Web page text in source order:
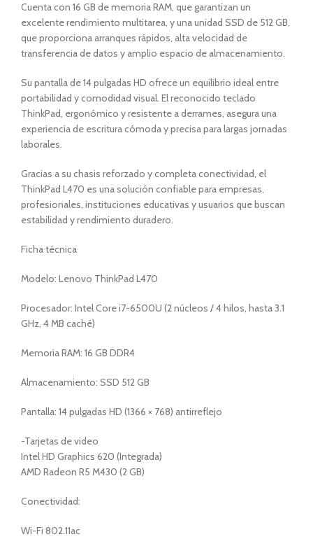
Cuenta con 16 GB de memoria RAM, que garantizan un
excelente rendimiento multitarea, y una unidad SSD de 512 GB,
que proporciona arranques rápidos, alta velocidad de
transferencia de datos y amplio espacio de almacenamiento.
Su pantalla de 14 pulgadas HD ofrece un equilibrio ideal entre
portabilidad y comodidad visual. El reconocido teclado
ThinkPad, ergonómico y resistente a derrames, asegura una
experiencia de escritura cómoda y precisa para largas jornadas
laborales.
Gracias a su chasis reforzado y completa conectividad, el
ThinkPad L470 es una solución confiable para empresas,
profesionales, instituciones educativas y usuarios que buscan
estabilidad y rendimiento duradero.
Ficha técnica
Modelo: Lenovo ThinkPad L470
Procesador: Intel Core i7-6500U (2 núcleos / 4 hilos, hasta 3.1
GHz, 4 MB caché)
Memoria RAM: 16 GB DDR4
Almacenamiento: SSD 512 GB
Pantalla: 14 pulgadas HD (1366 × 768) antirreflejo
-Tarjetas de video
Intel HD Graphics 620 (Integrada)
AMD Radeon R5 M430 (2 GB)
Conectividad:
Wi-Fi 802.11ac